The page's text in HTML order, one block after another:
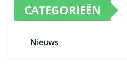
CATEGORIEËN
Nieuws